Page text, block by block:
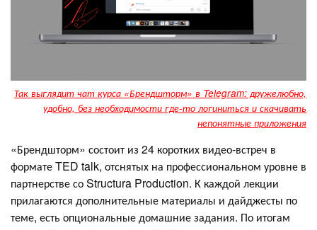
Так выглядит чат курса «Брендшторм» в Telegram: дружелюбно,
удобно, без необходимости где-то логиниться и скачивать
непонятные приложения
«Брендшторм» состоит из 24 коротких видео-встреч в
формате TED talk, отснятых на профессиональном уровне в
партнерстве со Structura Production. К каждой лекции
прилагаются дополнительные материалы и дайджесты по
теме, есть опциональные домашние задания. По итогам